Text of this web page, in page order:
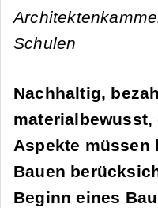
Schulen
Nachhaltig,
materialbewusst,
Aspekte müssen
Bauen
Beginn eines